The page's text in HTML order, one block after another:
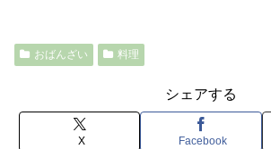
おばんざい 料理
シェアする
X Facebook